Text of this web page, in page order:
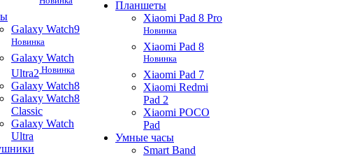
Galaxy Watch9
Новинка
Galaxy Watch
Ultra2 Новинка
Galaxy Watch8
Galaxy Watch8
Classic
Galaxy Watch
Ultra
Планшеты
Xiaomi Pad 8 Pro
Новинка
Xiaomi Pad 8
Новинка
Xiaomi Pad 7
Xiaomi Redmi
Pad 2
Xiaomi POCO
Pad
Умные часы
Smart Band